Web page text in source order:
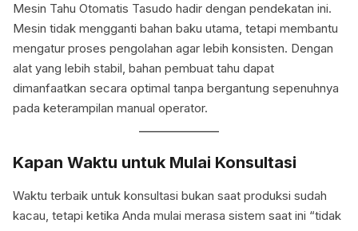
Mesin Tahu Otomatis Tasudo hadir dengan pendekatan ini.
Mesin tidak mengganti bahan baku utama, tetapi membantu
mengatur proses pengolahan agar lebih konsisten. Dengan
alat yang lebih stabil, bahan pembuat tahu dapat
dimanfaatkan secara optimal tanpa bergantung sepenuhnya
pada keterampilan manual operator.
Kapan Waktu untuk Mulai Konsultasi
Waktu terbaik untuk konsultasi bukan saat produksi sudah
kacau, tetapi ketika Anda mulai merasa sistem saat ini “tidak